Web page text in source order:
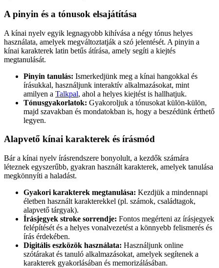
A pinyin és a tónusok elsajátítása
A kínai nyelv egyik legnagyobb kihívása a négy tónus helyes
használata, amelyek megváltoztatják a szó jelentését. A pinyin a
kínai karakterek latin betűs átírása, amely segíti a kiejtés
megtanulását.
Pinyin tanulás: Ismerkedjünk meg a kínai hangokkal és
írásukkal, használjunk interaktív alkalmazásokat, mint
amilyen a Talkpal, ahol a helyes kiejtést is hallhatjuk.
Tónusgyakorlatok: Gyakoroljuk a tónusokat külön-külön,
majd szavakban és mondatokban is, hogy a beszédünk érthető
legyen.
Alapvető kínai karakterek és írásmód
Bár a kínai nyelv írásrendszere bonyolult, a kezdők számára
léteznek egyszerűbb, gyakran használt karakterek, amelyek tanulása
megkönnyíti a haladást.
Gyakori karakterek megtanulása: Kezdjük a mindennapi
életben használt karakterekkel (pl. számok, családtagok,
alapvető tárgyak).
Írásjegyek stroke sorrendje: Fontos megérteni az írásjegyek
felépítését és a helyes vonalvezetést a könnyebb felismerés és
írás érdekében.
Digitális eszközök használata: Használjunk online
szótárakat és tanuló alkalmazásokat, amelyek segítenek a
karakterek gyakorlásában és memorizálásában.